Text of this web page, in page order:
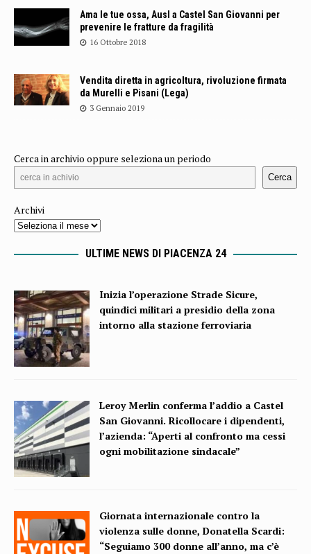
Ama le tue ossa, Ausl a Castel San Giovanni per
prevenire le fratture da fragilità
16 Ottobre 2018
Vendita diretta in agricoltura, rivoluzione firmata
da Murelli e Pisani (Lega)
3 Gennaio 2019
Cerca in archivio oppure seleziona un periodo
Cerca
Archivi
ULTIME NEWS DI PIACENZA 24
Inizia l’operazione Strade Sicure,
quindici militari a presidio della zona
intorno alla stazione ferroviaria
Leroy Merlin conferma l’addio a Castel
San Giovanni. Ricollocare i dipendenti,
l’azienda: “Aperti al confronto ma cessi
ogni mobilitazione sindacale”
Giornata internazionale contro la
violenza sulle donne, Donatella Scardi:
“Seguiamo 300 donne all’anno, ma c’è